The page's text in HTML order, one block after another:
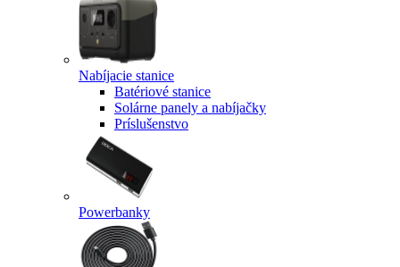
Nabíjacie stanice
Batériové stanice
Solárne panely a nabíjačky
Príslušenstvo
Powerbanky